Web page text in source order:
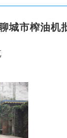
城市榨油机